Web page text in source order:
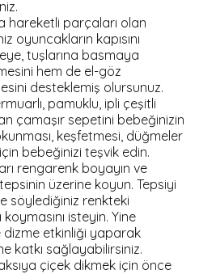
hareketli parçaları olan
oyuncakların kapısını
tuşlarına basmaya
hem de el-göz
desteklemiş olursunuz.
pamuklu, ipli çeşitli
çamaşır sepetini bebeğinizin
keşfetmesi, düğmeler
bebeğinizi teşvik edin.
rengarenk boyayın ve
üzerine koyun. Tepsiyi
söylediğiniz renkteki
isteyin. Yine
dizme etkinliği yaparak
katkı sağlayabilirsiniz.
çiçek dikmek için önce